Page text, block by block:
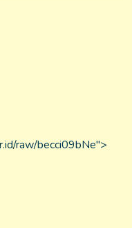
raw/becci09bNe">